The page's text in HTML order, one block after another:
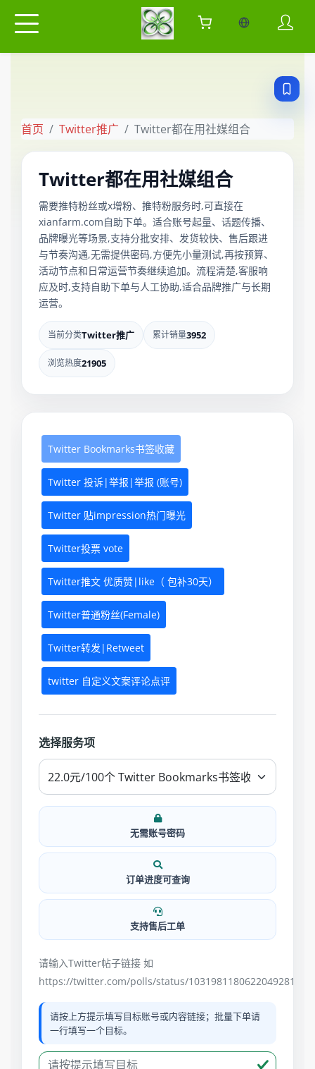
当前语言：中
首页 Twitter推广 Twitter都在用社媒组合
Twitter都在用社媒组合
需要推特粉丝或x增粉、推特粉服务时,可直接在
xianfarm.com自助下单。适合账号起量、话题传播、
品牌曝光等场景,支持分批安排、发货较快、售后跟进
与节奏沟通,无需提供密码,方便先小量测试,再按预算、
活动节点和日常运营节奏继续追加。流程清楚,客服响
应及时,支持自助下单与人工协助,适合品牌推广与长期
运营。
当前分类Twitter推广 累计销量3952
浏览热度21905
Twitter Bookmarks书签收藏
Twitter 投诉|举报|举报 (账号)
Twitter 贴impression热门曝光
Twitter投票 vote
Twitter推文 优质赞|like（ 包补30天）
Twitter普通粉丝(Female)
Twitter转发|Retweet
twitter 自定义文案评论点评
选择服务项
无需账号密码
订单进度可查询
支持售后工单
请输入Twitter帖子链接 如
https://twitter.com/polls/status/1031981180622049281
请按上方提示填写目标账号或内容链接；批量下单请
一行填写一个目标。